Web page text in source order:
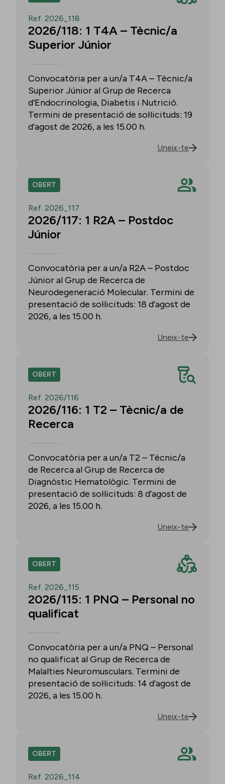
Ref. 2026_118
2026/118: 1 T4A – Tècnic/a
Superior Júnior
Convocatòria per a un/a T4A – Tècnic/a
Superior Júnior al Grup de Recerca
d’Endocrinologia, Diabetis i Nutrició.
Termini de presentació de sol·licituds: 19
d’agost de 2026, a les 15.00 h.
Uneix-te
OBERT
Ref. 2026_117
2026/117: 1 R2A – Postdoc
Júnior
Convocatòria per a un/a R2A – Postdoc
Júnior al Grup de Recerca de
Neurodegeneració Molecular. Termini de
presentació de sol·licituds: 18 d’agost de
2026, a les 15.00 h.
Uneix-te
OBERT
Ref. 2026/116
2026/116: 1 T2 – Tècnic/a de
Recerca
Convocatòria per a un/a T2 – Tècnic/a
de Recerca al Grup de Recerca de
Diagnòstic Hematològic. Termini de
presentació de sol·licituds: 8 d’agost de
2026, a les 15.00 h.
Uneix-te
OBERT
Ref. 2026_115
2026/115: 1 PNQ – Personal no
qualificat
Convocatòria per a un/a PNQ – Personal
no qualificat al Grup de Recerca de
Malalties Neuromusculars. Termini de
presentació de sol·licituds: 14 d’agost de
2026, a les 15.00 h.
Uneix-te
OBERT
Ref. 2026_114